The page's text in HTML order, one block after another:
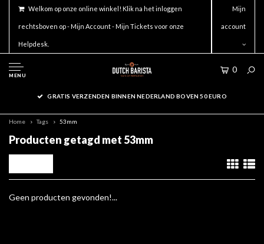
Welkom op onze online winkel! Klik na het inloggen
rechtsboven op - Mijn Account - Mijn Tickets voor onze
Helpdesk.
Mijn
account
MENU
0
GRATIS VERZENDEN BINNEN NEDERLAND BOVEN 50 EURO
Home Tags 53mm
Producten getagd met 53mm
Geen producten gevonden!...